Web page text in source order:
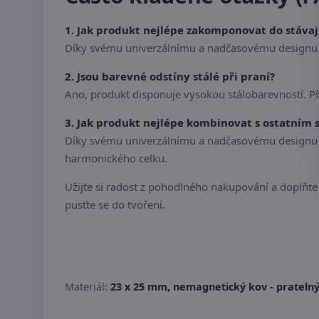
1. Jak produkt nejlépe zakomponovat do
Díky svému univerzálnímu a nadčasovému
2. Jsou barevné odstíny stálé při praní?
Ano, produkt disponuje vysokou stálobarevností.
3. Jak produkt nejlépe kombinovat s ostatním
Díky svému univerzálnímu a nadčasovému
harmonického celku.
Užijte si radost z pohodlného nakupování a
pusťte se do tvoření.
Materiál: 23 x 25 mm, nemagnetický kov -